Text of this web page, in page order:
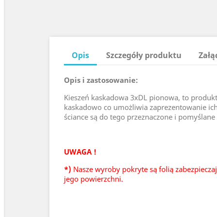
Opis Szczegóły produktu
Opis i zastosowanie:
Kieszeń kaskadowa 3xDL pionowa, to
kaskadowo co umożliwia zaprezentowanie
ściance są do tego przeznaczone i
UWAGA !
*) Nasze wyroby pokryte są folią
jego powierzchni.